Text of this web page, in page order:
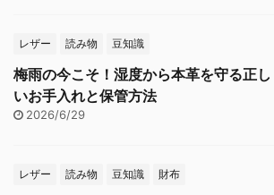
レザー 読み物 豆知識
梅雨の今こそ！湿度から本革を守る正し
いお手入れと保管方法
2026/6/29
レザー 読み物 豆知識 財布